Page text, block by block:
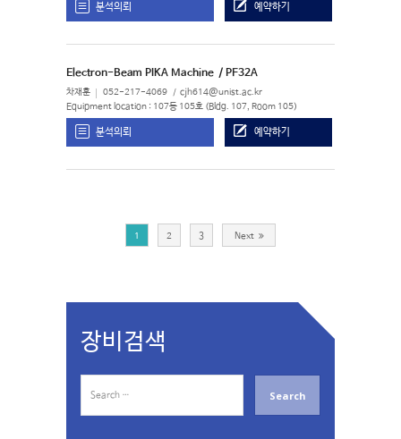
분석의뢰 예약하기
Electron-Beam PIKA Machine / PF32A
차재훈 052-217-4069 cjh614@unist.ac.kr
Equipment location : 107동 105호 (Bldg. 107, Room 105)
분석의뢰 예약하기
1 2 3 Next
장비검색
a